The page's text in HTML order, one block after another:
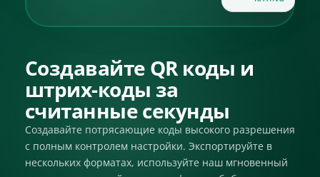
Создавайте QR коды и
штрих-коды за
считанные секунды
Создавайте потрясающие коды высокого разрешения
с полным контролем настройки. Экспортируйте в
нескольких форматах, используйте наш мгновенный